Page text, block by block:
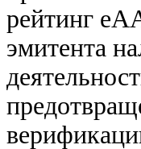
рейтинг
эмитента